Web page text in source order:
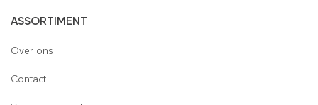
ASSORTIMENT
Over ons
Contact